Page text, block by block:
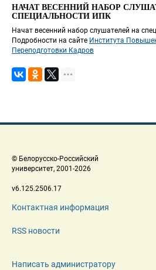
НАЧАТ ВЕСЕННИЙ НАБОР
СПЕЦИАЛЬНОСТИ ИПК
Начат весенний набор слушателей на
Подробности на сайте Института
Переподготовки Кадров
© Белорусско-Российский
университет, 2001-2026
v6.125.2506.17
Контактная информация
RSS новости
Написать администратору